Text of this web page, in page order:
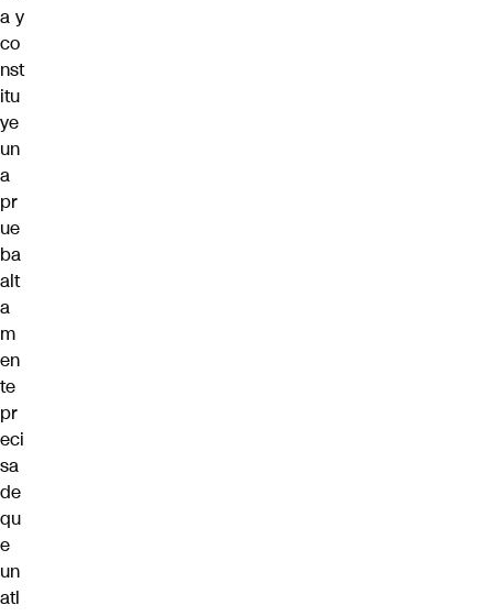
a y
co
nst
itu
ye
un
a
pr
ue
ba
alt
a
m
en
te
pr
eci
sa
de
qu
e
un
atl